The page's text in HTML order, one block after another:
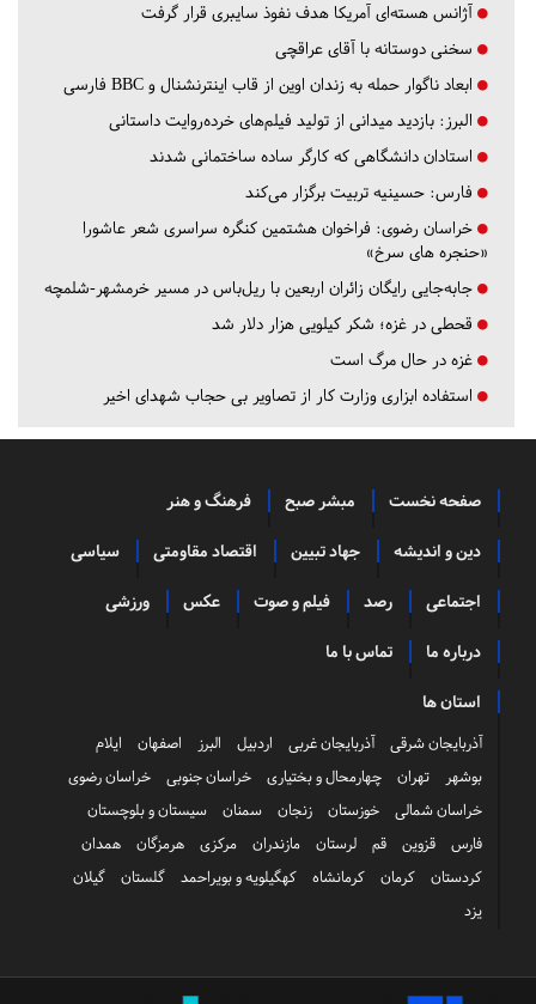
آژانس هسته‌ای آمریکا هدف نفوذ سایبری قرار گرفت
سخنی دوستانه با آقای عراقچی
ابعاد ناگوار حمله به زندان اوین از قاب اینترنشنال و BBC فارسی
البرز: بازدید میدانی از تولید فیلم‌های خرده‌روایت داستانی
استادان دانشگاهی که کارگر ساده ساختمانی شدند
فارس: حسینیه تربیت برگزار می‌کند
خراسان رضوی: فراخوان هشتمین کنگره سراسری شعر عاشورا
«حنجره های سرخ»
جابه‌جایی رایگان زائران اربعین با ریل‌باس در مسیر خرمشهر-شلمچه
قحطی در غزه؛ شکر کیلویی هزار دلار شد
غزه در حال مرگ است
استفاده ابزاری وزارت کار از تصاویر بی حجاب شهدای اخیر
صفحه نخست مبشر صبح فرهنگ و هنر
دین و اندیشه جهاد تبیین اقتصاد مقاومتی سیاسی
اجتماعی رصد فیلم و صوت عکس ورزشی
درباره ما تماس با ما
استان ها
آذربایجان شرقی آذربایجان غربی اردبیل البرز اصفهان
ایلام
بوشهر
تهران چهارمحال و بختیاری خراسان جنوبی
خراسان رضوی
خراسان شمالی
خوزستان زنجان سمنان
سیستان و بلوچستان
فارس
قزوین قم لرستان مازندران مرکزی هرمزگان
همدان
کردستان
کرمان کرمانشاه کهگیلویه و بویراحمد گلستان
گیلان
یزد